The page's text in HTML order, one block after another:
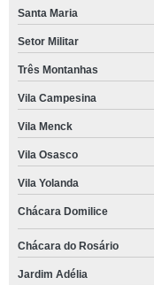
Santa Maria
Setor Militar
Três Montanhas
Vila Campesina
Vila Menck
Vila Osasco
Vila Yolanda
Chácara Domilice
Chácara do Rosário
Jardim Adélia